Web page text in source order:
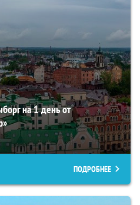
на 1 день от
ПОДРОБНЕЕ